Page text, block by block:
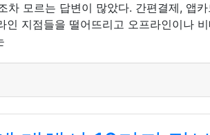
차 모르는 답변이 많았다. 간편결제, 앱
지점들을 떨어뜨리고 오프라인이나